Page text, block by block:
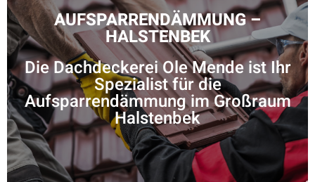
AUFSPARRENDÄMMUNG –
HALSTENBEK
Die Dachdeckerei Ole Mende ist Ihr
Spezialist für die
Aufsparrendämmung im Großraum
Halstenbek